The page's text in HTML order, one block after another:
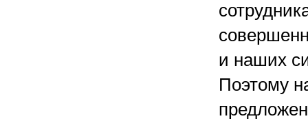
и наших
Поэтому